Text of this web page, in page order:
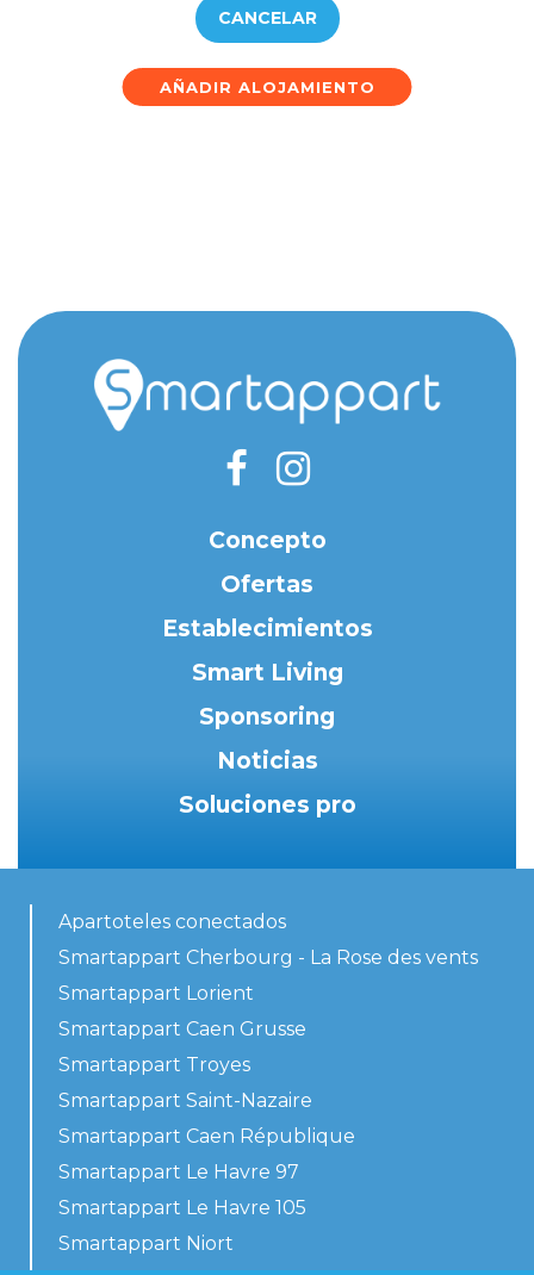
AÑADIR ALOJAMIENTO
CANCELAR
Concepto
Ofertas
Establecimientos
Smart Living
Sponsoring
Noticias
Soluciones pro
Apartoteles conectados
Smartappart Cherbourg - La Rose des vents
Smartappart Lorient
Smartappart Caen Grusse
Smartappart Troyes
Smartappart Saint-Nazaire
Smartappart Caen République
Smartappart Le Havre 97
Smartappart Le Havre 105
Smartappart Niort